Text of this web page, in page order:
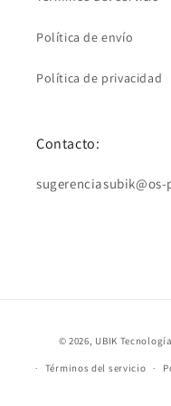
Política de envío
Política de privacidad
Contacto:
© 2026, UBIK
Términos del servicio